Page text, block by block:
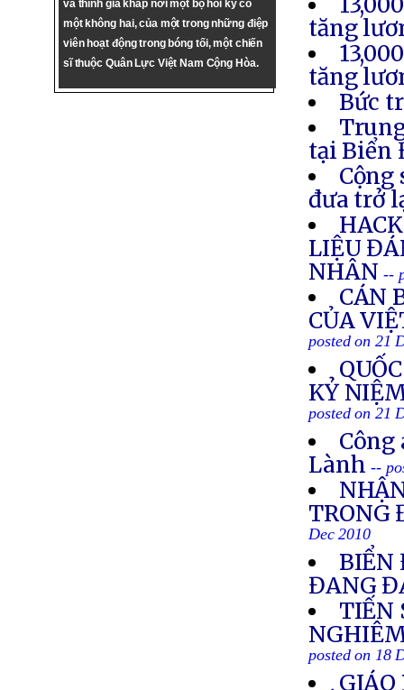
và thính giả khắp nơi một bộ hồi ký có
một không hai, của một trong những điệp
viên hoạt động trong bóng tối, một chiến
sĩ thuộc Quân Lực Việt Nam Cộng Hòa.
tăng
tăng
Bức
tại Biển
đưa trở
LIỆU
NHÂN --
CÁN
CỦA
posted on 21
KỶ
posted on 21
Lành --
TRONG
Dec 2010
BIỂN
ĐANG
TIẾN
posted on 18
GIÁO